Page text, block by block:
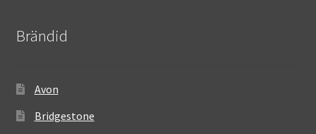
Brändid
Avon
Bridgestone